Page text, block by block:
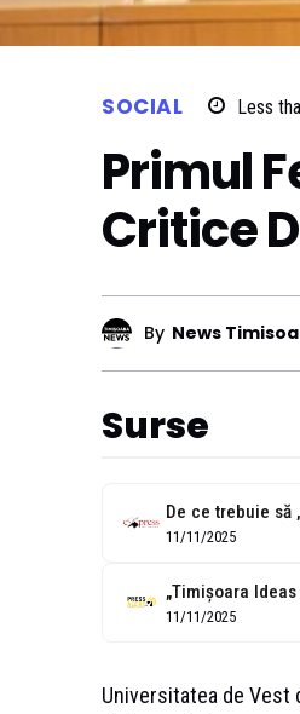
SOCIAL Less
Primul
Critice
By News
Surse
11/11/2025
11/11/2025
Universitatea de Vest